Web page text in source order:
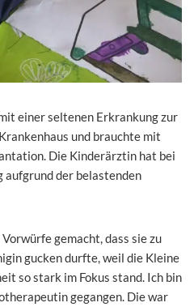
einer seltenen Erkrankung zur
und brauchte mit
Die Kinderärztin hat bei
aufgrund der belastenden
gemacht, dass sie zu
gucken durfte, weil die Kleine
so stark im Fokus stand. Ich bin
gegangen. Die war